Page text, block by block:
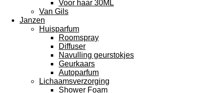
Voor haar 30ML
Van Gils
Janzen
Huisparfum
Roomspray
Diffuser
Navulling geurstokjes
Geurkaars
Autoparfum
Lichaamsverzorging
Shower Foam